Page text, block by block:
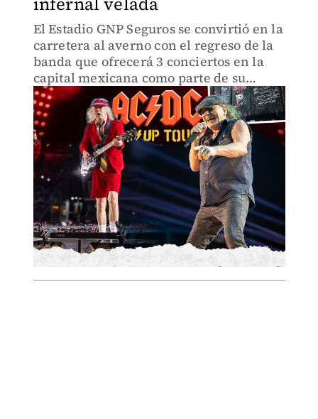
El Estadio GNP Seguros se convirtió en la
carretera al averno con el regreso de la
banda que ofrecerá 3 conciertos en la
capital mexicana como parte de su
´Power Up Tour´